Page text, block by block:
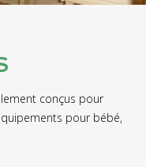
conçus pour
pour bébé,